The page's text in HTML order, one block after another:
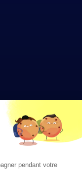
pendant votre